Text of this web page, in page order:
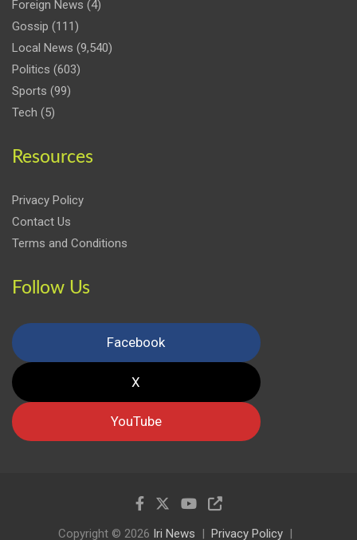
Foreign News (4)
Gossip (111)
Local News (9,540)
Politics (603)
Sports (99)
Tech (5)
Resources
Privacy Policy
Contact Us
Terms and Conditions
Follow Us
Facebook
X
YouTube
Copyright © 2026 Iri News Privacy Policy